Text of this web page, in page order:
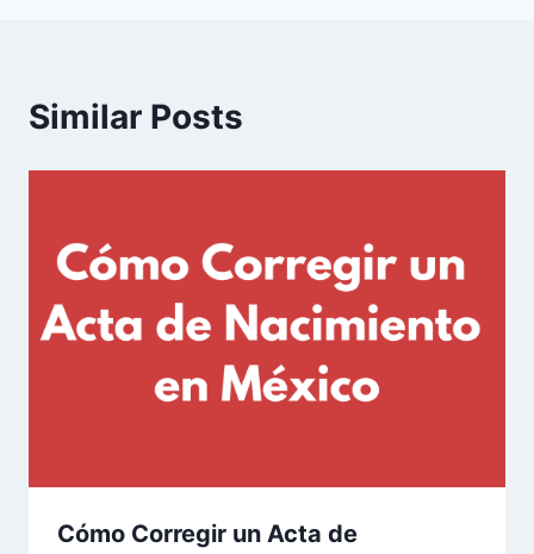
Similar Posts
Cómo Corregir un Acta de